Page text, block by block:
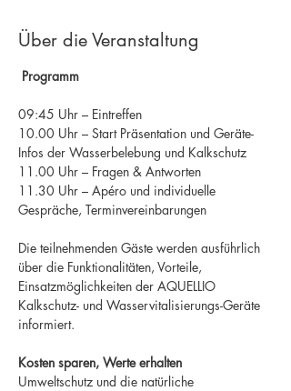
Über die Veranstaltung
Programm
09:45 Uhr – Eintreffen
10.00 Uhr – Start Präsentation und Geräte-
Infos der Wasserbelebung und Kalkschutz
11.00 Uhr – Fragen & Antworten
11.30 Uhr – Apéro und individuelle
Gespräche, Terminvereinbarungen
Die teilnehmenden Gäste werden ausführlich
über die Funktionalitäten, Vorteile,
Einsatzmöglichkeiten der AQUELLIO
Kalkschutz- und Wasservitalisierungs-Geräte
informiert.
Kosten sparen, Werte erhalten
Umweltschutz und die natürliche